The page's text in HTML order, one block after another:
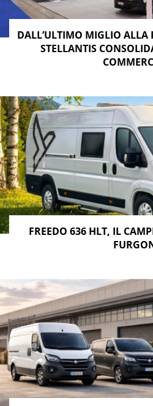
DALL’ULTIMO MIGLIO ALLA
STELLANTIS
FREEDO 636 HLT, IL